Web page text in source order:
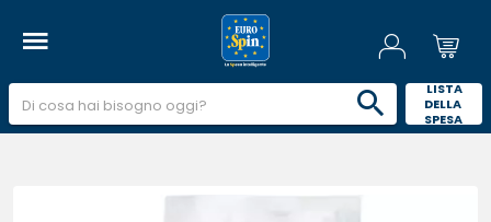
LISTA
DELLA
SPESA